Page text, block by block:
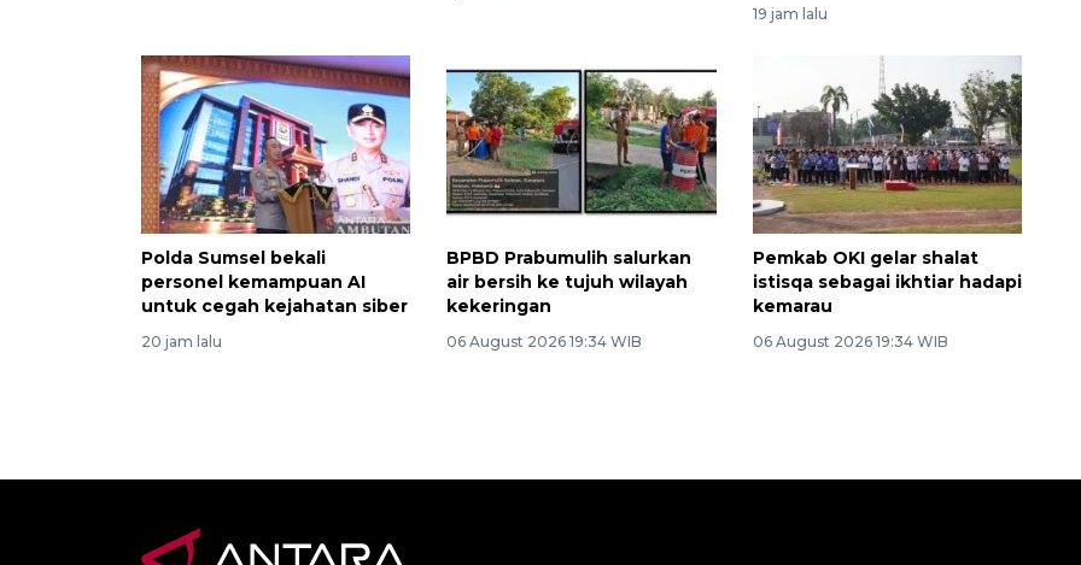
19 jam lalu
Polda Sumsel bekali
personel kemampuan AI
untuk cegah kejahatan siber
20 jam lalu
BPBD Prabumulih salurkan
air bersih ke tujuh wilayah
kekeringan
06 August 2026 19:34 WIB
Pemkab OKI gelar shalat
istisqa sebagai ikhtiar hadapi
kemarau
06 August 2026 19:34 WIB